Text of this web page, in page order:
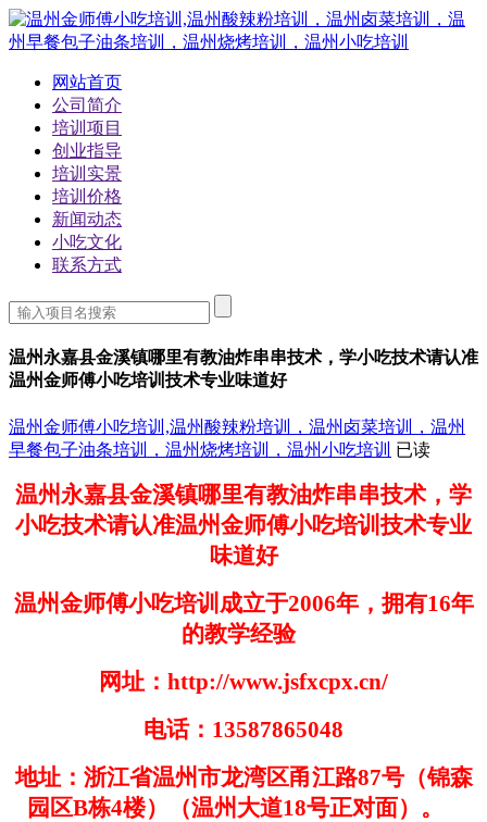
网站首页
公司简介
培训项目
创业指导
培训实景
培训价格
新闻动态
小吃文化
联系方式
温州永嘉县金溪镇哪里有教油炸串串技术，学小吃技术请认准
温州金师傅小吃培训技术专业味道好
温州金师傅小吃培训,温州酸辣粉培训，温州卤菜培训，温州
早餐包子油条培训，温州烧烤培训，温州小吃培训 已读
温州永嘉县金溪镇哪里有教油炸串串技术，学
小吃技术请认准温州金师傅小吃培训技术专业
味道好
温州金师傅小吃培训成立于2006年，拥有16年
的教学经验
网址： http://www.jsfxcpx.cn/
电话： 13587865048
地址：浙江省温州市龙湾区甬江路87号（锦森
园区B栋4楼）（温州大道18号正对面）。